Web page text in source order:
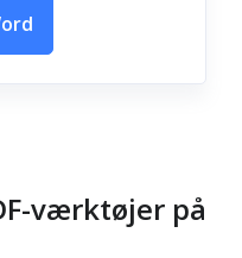
værktøjer på